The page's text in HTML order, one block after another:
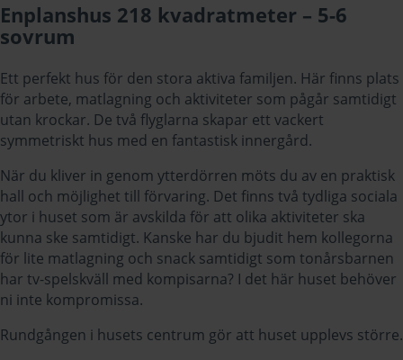
Enplanshus 218 kvadratmeter – 5-6
sovrum
Ett perfekt hus för den stora aktiva familjen. Här finns plats
för arbete, matlagning och aktiviteter som pågår samtidigt
utan krockar. De två flyglarna skapar ett vackert
symmetriskt hus med en fantastisk innergård.
När du kliver in genom ytterdörren möts du av en praktisk
hall och möjlighet till förvaring. Det finns två tydliga sociala
ytor i huset som är avskilda för att olika aktiviteter ska
kunna ske samtidigt. Kanske har du bjudit hem kollegorna
för lite matlagning och snack samtidigt som tonårsbarnen
har tv-spelskväll med kompisarna? I det här huset behöver
ni inte kompromissa.
Rundgången i husets centrum gör att huset upplevs större.